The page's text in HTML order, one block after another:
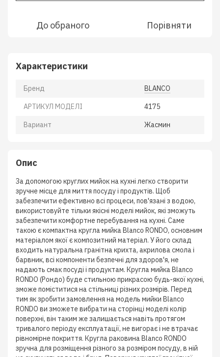
До обраного Порівняти
Характеристики
Бренд BLANCO
АРТИКУЛ МОДЕЛІ 4175
Вариант Жасмин
Опис
За допомогою круглих мийок на кухні легко створити
зручне місце для миття посуду і продуктів. Щоб
забезпечити ефективно всі процеси, пов'язані з водою,
використовуйте тільки якісні моделі мийок, які зможуть
забезпечити комфортне перебування на кухні. Саме
такою є компактна кругла мийка Blanco RONDO, основним
матеріалом якої є композитний матеріал. У його склад
входить натуральна гранітна крихта, акрилова смола і
барвник, всі компоненти безпечні для здоров'я, не
надають смак посуді і продуктам. Кругла мийка Blanco
RONDO (Рондо) буде стильною прикрасою будь-якої кухні,
зможе поміститися на стільниці різних розмірів. Перед
тим як зробити замовлення на модель мийки Blanco
RONDO ви зможете вибрати на сторінці моделі колір
поверхні, він таким же залишається навіть протягом
тривалого періоду експлуатації, не вигорає і не втрачає
рівномірне покриття. Кругла раковина Blanco RONDO
зручна для розміщення різного за розміром посуду, в ній